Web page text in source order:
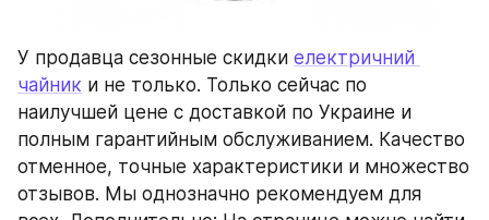
У продавца сезонные скидки електричний
чайник и не только. Только сейчас по
наилучшей цене с доставкой по Украине и
полным гарантийным обслуживанием. Качество
отменное, точные характеристики и множество
отзывов. Мы однозначно рекомендуем для